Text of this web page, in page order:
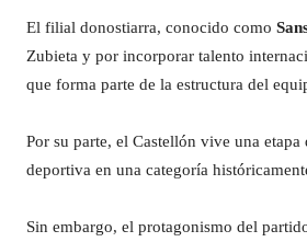
El filial donostiarra, conocido como
Zubieta y por incorporar talento
que forma parte de la estructura del
Por su parte, el Castellón vive una
deportiva en una categoría
Sin embargo, el protagonismo del